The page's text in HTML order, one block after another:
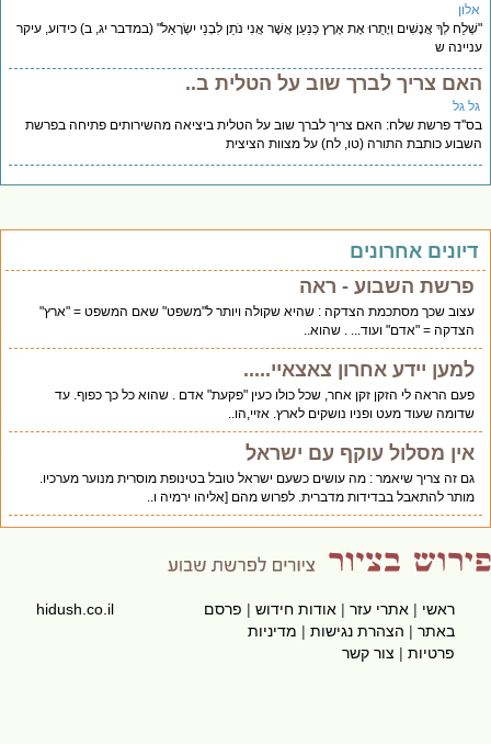
לְךָ אֲנָשִׁים וְיָתֻרוּ אֶת אֶרֶץ כְּנַעַן אֲשֶׁר אֲנִי נֹתֵן לִבְנֵי יִשְׂרָאֵל" (במדבר יג, ב) כידוע, עיקר
ש
צריך לברך שוב על הטלית ב..
גל
פרשת שלח: האם צריך לברך שוב על הטלית ביציאה מהשירותים פתיחה בפרשת
כותבת התורה (טו, לח) על מצוות הציצית
אחרונים
פרשת השבוע - ראה
עצוב שכך מסתכמת הצדקה : שהיא שקולה ויותר ל"משפט" שאם המשפט = "ארץ"
הצדקה = "אדם" ועוד... . שהוא..
למען יידע אחרון צאצאיי.....
פעם הראה לי הזקן זקן אחר, שכל כולו כעין "פקעת" אדם . שהוא כל כך כפוף. עד
שדומה שעוד מעט ופניו נושקים לארץ. אזיי,הו..
אין מסלול עוקף עם ישראל
גם זה צריך שיאמר : מה עושים כשעם ישראל טובל בטינופת מוסרית מנוער מערכיו.
מותר להתאבל בבדידות מדברית. לפרוש מהם [אליהו ירמיה ו..
ראשי|אתרי עזר|אודות חידוש|פרסם
באתר|הצהרת נגישות|מדיניות
פרטיות|צור קשר
hidush.co.il